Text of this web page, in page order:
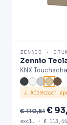
ZENNIO ·
Zennio
KNX
⚠ Afdekraam
€ 110,51€
excl. · €